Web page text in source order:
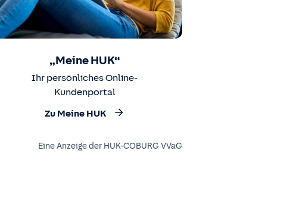
„Meine HUK“
Ihr persönliches Online-
Kundenportal
Zu Meine HUK
Eine Anzeige der HUK-COBURG VVaG